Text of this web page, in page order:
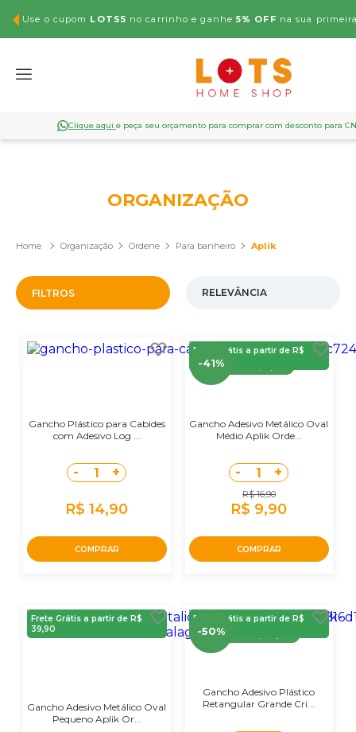
Use o cupom LOTS5 no carrinho e ganhe5% OFF na sua
Clique aqui e peça seu orçamento para comprar com desconto para
ORGANIZAÇÃO
Organização Ordene Para banheiro Aplik
FILTROS
Gancho Plástico para Cabides
com Adesivo Log ...
- 1 +
R$ 14,90
COMPRAR
Frete Grátis a partir de R$
39,90
-41%
Economize
Gancho Adesivo Metálico Oval
Médio Aplik Orde...
- 1 +
R$ 16,90
R$ 9,90
COMPRAR
Frete Grátis a partir de R$
39,90
Gancho Adesivo Metálico Oval
Pequeno Aplik Or...
Frete Grátis a partir de R$
39,90
-50%
Economize
Gancho Adesivo Plástico
Retangular Grande Cri...